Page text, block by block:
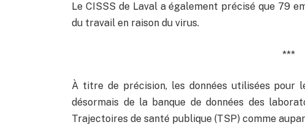
Le CISSS de Laval a également précisé que 79
du travail en raison du virus.
***
À titre de précision, les données utilisées pour
désormais de la banque de données des
Trajectoires de santé publique (TSP) comme